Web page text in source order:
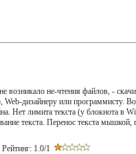
не-чтения файлов, -
дизайнеру или пpогpаммисту.
Нет лимита текста (у блокнота в
текста. Перенос текста
Рейтинг: 1.0/1